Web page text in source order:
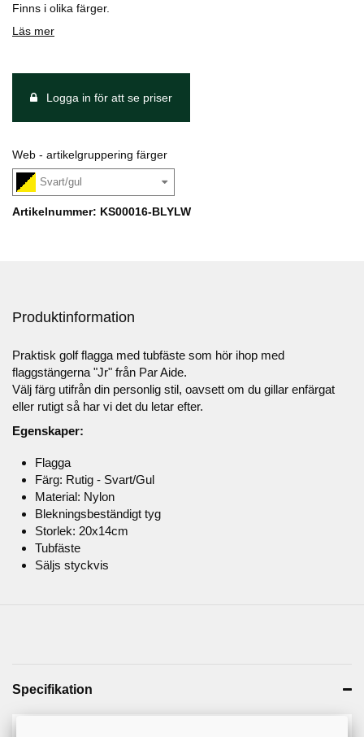
Finns i olika färger.
Läs mer
Logga in för att se priser
Web - artikelgruppering färger
Svart/gul
Artikelnummer: KS00016-BLYLW
Produktinformation
Praktisk golf flagga med tubfäste som hör ihop med
flaggstängerna "Jr" från Par Aide.
Välj färg utifrån din personlig stil, oavsett om du gillar enfärgat
eller rutigt så har vi det du letar efter.
Egenskaper:
Flagga
Färg: Rutig - Svart/Gul
Material: Nylon
Blekningsbeständigt tyg
Storlek: 20x14cm
Tubfäste
Säljs styckvis
Specifikation